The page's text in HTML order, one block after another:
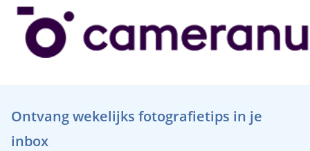
Ontvang wekelijks fotografietips in je
inbox